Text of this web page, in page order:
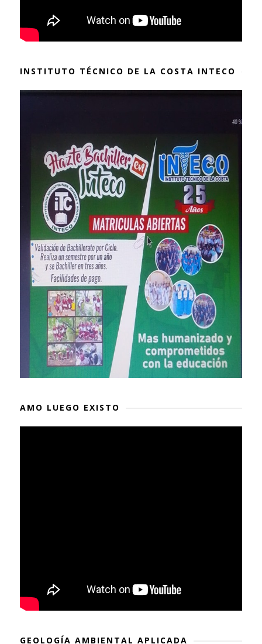
INSTITUTO TÉCNICO DE LA COSTA INTECO
AMO LUEGO EXISTO
GEOLOGÍA AMBIENTAL APLICADA